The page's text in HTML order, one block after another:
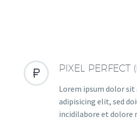

 PIXEL PERFECT
Lorem ipsum dolor
adipisicing elit, sed
incidilabore et dolore